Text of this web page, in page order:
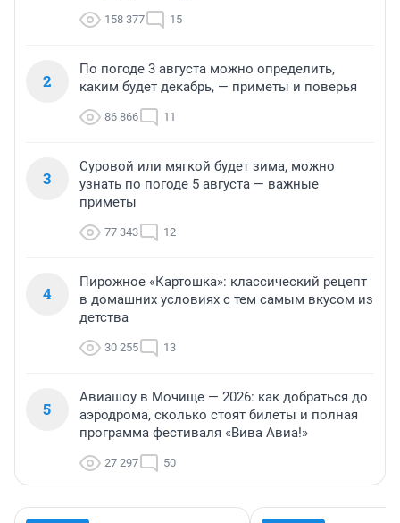
158 377 15
2
По погоде 3 августа можно определить,
каким будет декабрь, — приметы и поверья
86 866 11
3
Суровой или мягкой будет зима, можно
узнать по погоде 5 августа — важные
приметы
77 343 12
4
Пирожное «Картошка»: классический рецепт
в домашних условиях с тем самым вкусом из
детства
30 255 13
5
Авиашоу в Мочище — 2026: как добраться до
аэродрома, сколько стоят билеты и полная
программа фестиваля «Вива Авиа!»
27 297 50